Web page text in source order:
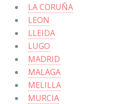
LA CORUÑA
LEON
LLEIDA
LUGO
MADRID
MALAGA
MELILLA
MURCIA